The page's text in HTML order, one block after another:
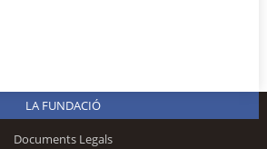
LA FUNDACIÓ
Documents Legals